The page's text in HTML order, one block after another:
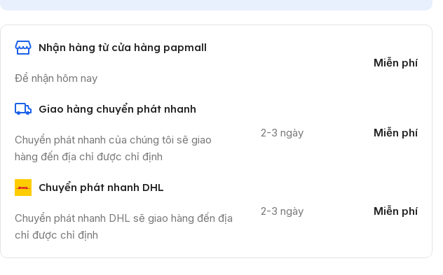
Nhận hàng từ cửa hàng papmall
Để nhận hôm nay
Miễn phí
Giao hàng chuyển phát nhanh
Chuyển phát nhanh của chúng tôi sẽ giao
hàng đến địa chỉ được chỉ định
2-3 ngày Miễn phí
Chuyển phát nhanh DHL
Chuyển phát nhanh DHL sẽ giao hàng đến địa
chỉ được chỉ định
2-3 ngày Miễn phí